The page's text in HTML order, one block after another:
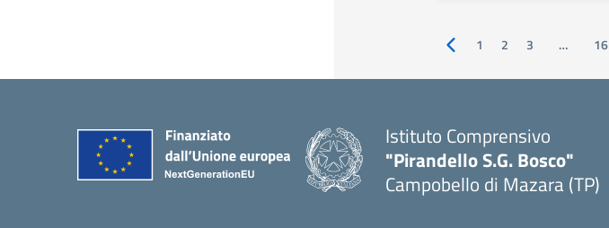
Pagina precedente
1 2 3 … 16
Istituto Comprensivo
"Pirandello S.G. Bosco"
Campobello di Mazara (TP)